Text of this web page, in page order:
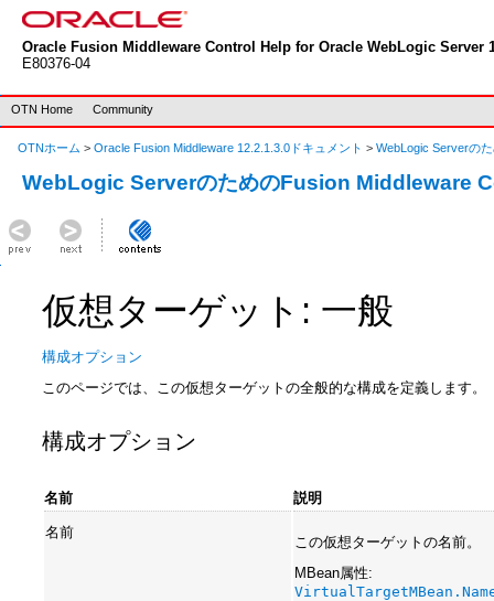
Oracle Fusion Middleware Control Help for Oracle WebLogic Server
E80376-04
OTN Home Community
OTNホーム > Oracle Fusion Middleware 12.2.1.3.0ドキュメント > WebLogic Serverの
WebLogic ServerのためのFusion Middleware
仮想ターゲット: 一般
構成オプション
このページでは、この仮想ターゲットの全般的な構成を定義します。
構成オプション
名前 説明
名前
この仮想ターゲットの名前。
MBean属性: